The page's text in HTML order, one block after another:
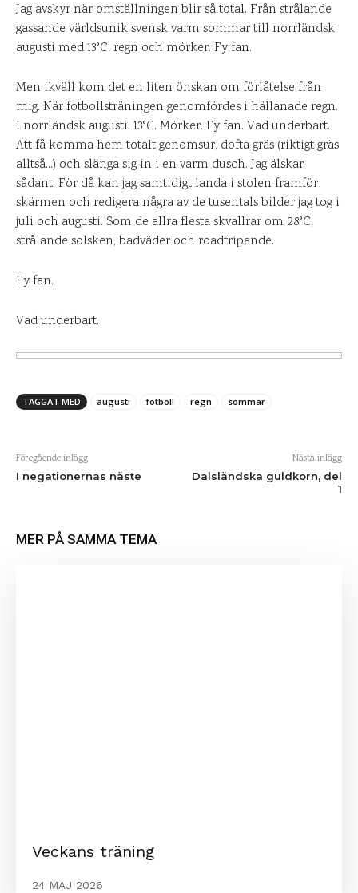
Jag avskyr när omställningen blir så total. Från strålande
gassande världsunik svensk varm sommar till norrländsk
augusti med 13°C, regn och mörker. Fy fan.
Men ikväll kom det en liten önskan om förlåtelse från
mig. När fotbollsträningen genomfördes i hällanade regn.
I norrländsk augusti. 13°C. Mörker. Fy fan. Vad underbart.
Att få komma hem totalt genomsur, dofta gräs (riktigt gräs
alltså…) och slänga sig in i en varm dusch. Jag älskar
sådant. För då kan jag samtidigt landa i stolen framför
skärmen och redigera några av de tusentals bilder jag tog i
juli och augusti. Som de allra flesta skvallrar om 28°C,
strålande solsken, badväder och roadtripande.
Fy fan.
Vad underbart.
TAGGAT MED augusti fotboll regn sommar
Föregående inlägg
I negationernas näste
Nästa inlägg
Dalsländska guldkorn, del
1
MER PÅ SAMMA TEMA
Veckans träning
24 MAJ 2026